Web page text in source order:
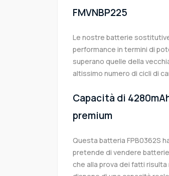
FMVNBP225
Le nostre batterie
performance in termini di
superano quelle della
altissimo numero di cicli di
Capacità di
premium
Questa batteria FPB0362S
pretende di vendere
che alla prova dei fatti